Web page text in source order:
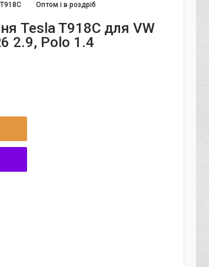
Оптом і в роздріб
T918C
Tesla T918C для VW
2.9, Polo 1.4